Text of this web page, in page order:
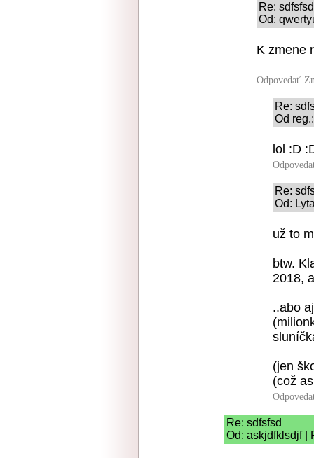
Re: sdfsfsd
Od:
K zmene
Odpovedať
Re:
Od
lol :D
Re:
Od:
už to
btw.
2018,
..abo
(jen
(což
Re: sdfsfsd
Od: askjdfklsdjf |